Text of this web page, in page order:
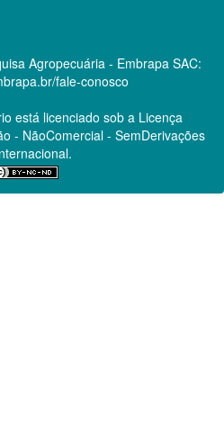
Agropecuária - Embrapa SAC:
fale-conosco
está licenciado sob a Licença
- NãoComercial - SemDerivações